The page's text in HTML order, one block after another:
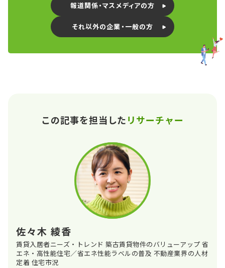
報道関係・マスメディアの方
それ以外の企業・一般の方
この記事を担当したリサーチャー
佐々木 綾香
賃貸入居者ニーズ・トレンド 築古賃貸物件のバリューアップ 省
エネ・高性能住宅／省エネ性能ラベルの普及 不動産業界の人材
定着 住宅市況